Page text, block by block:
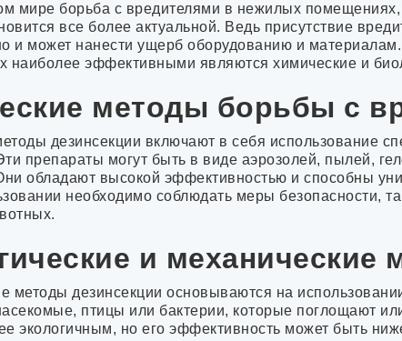
мире борьба с вредителями в нежилых
все более актуальной. Ведь присутствие
и может нанести ущерб оборудованию и
наиболее эффективными являются химические и
методы борьбы с
дезинсекции включают в себя использование
препараты могут быть в виде аэрозолей, пылей,
обладают высокой эффективностью и способны
необходимо соблюдать меры безопасности,
и механические
методы дезинсекции основываются на
птицы или бактерии, которые поглощают
экологичным, но его эффективность может быть